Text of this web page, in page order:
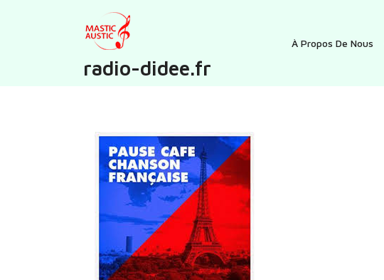
radio-didee.fr
À Propos De Nous